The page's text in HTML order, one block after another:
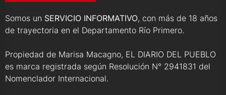
Somos un SERVICIO INFORMATIVO, con más de 18 años
de trayectoria en el Departamento Río Primero.
Propiedad de Marisa Macagno, EL DIARIO DEL PUEBLO
es marca registrada según Resolución N° 2941831 del
Nomenclador Internacional.